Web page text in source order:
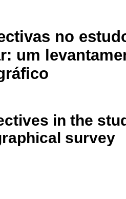
no
um
in the
survey